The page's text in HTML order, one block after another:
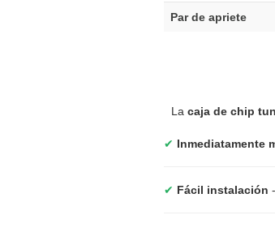
Par de apriete
La caja de chip
✔ Inmediatamente
✔ Fácil instalación